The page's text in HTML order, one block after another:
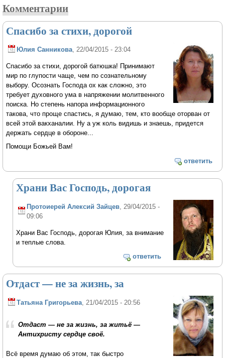
Комментарии
Спасибо за стихи, дорогой
Юлия Санникова, 22/04/2015 - 23:04
Спасибо за стихи, дорогой батюшка! Принимают
мир по глупости чаще, чем по сознательному
выбору. Осознать Господа ох как сложно, это
требует духовного ума в напряжении молитвенного
поиска. Но степень напора информационного
такова, что проще спастись, я думаю, тем, кто вообще оторван от
всей этой вакханалии. Ну а уж коль видишь и знаешь, придется
держать сердце в обороне...
Помощи Божьей Вам!
ответить
Храни Вас Господь, дорогая
Протоиерей Алексий Зайцев , 29/04/2015 -
09:06
Храни Вас Господь, дорогая Юлия, за внимание
и теплые слова.
ответить
Отдаст — не за жизнь, за
Татьяна Григорьева , 21/04/2015 - 20:56
Отдаст — не за жизнь, за житьё —
Антихристу сердце своё.
Всё время думаю об этом, так быстро